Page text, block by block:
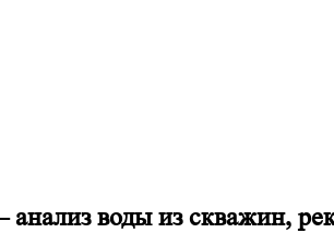
воды из скважин,